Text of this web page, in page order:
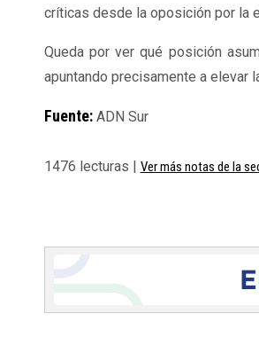
críticas desde la oposición por la
Queda por ver qué posición
apuntando precisamente a elevar
Fuente:ADN Sur
1476 lecturas | Ver más notas de la